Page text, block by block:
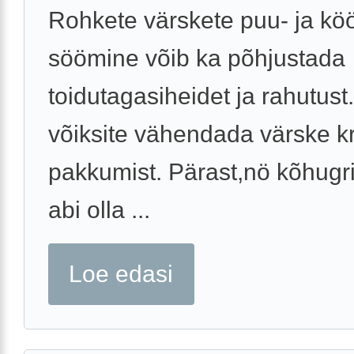
Rohkete värskete puu- ja
söömine võib ka põhjustada
toidutagasiheidet ja
võiksite vähendada värske
pakkumist. Pärast,nö
abi olla ...
Loe edasi